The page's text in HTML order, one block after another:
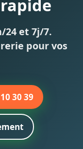
24 et 7j/7.
pour vos
30 39